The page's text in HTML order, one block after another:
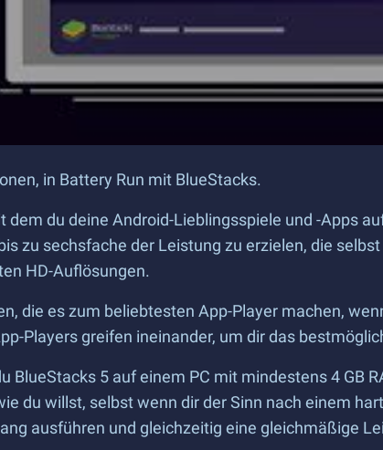
in Battery Run mit BlueStacks.
dem du deine Android-Lieblingsspiele und -Apps
zu sechsfache der Leistung zu erzielen, die
HD-Auflösungen.
die es zum beliebtesten App-Player machen,
Players greifen ineinander, um dir das
BlueStacks 5 auf einem PC mit mindestens 4 GB
du willst, selbst wenn dir der Sinn nach einem
ausführen und gleichzeitig eine gleichmäßige